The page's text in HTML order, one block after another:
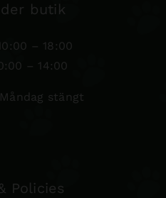
butik
– 18:00
– 14:00
stängt
Policies